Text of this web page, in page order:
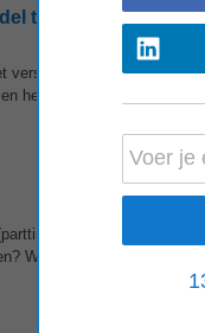
tot €3450!
verschil. Dit ga je doen Als
hebt een breed
Zoetermeer, Zuid-
Wil je werken met de